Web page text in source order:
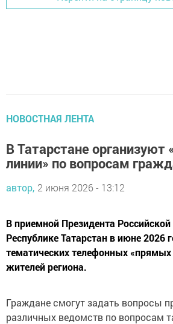
НОВОСТНАЯ ЛЕНТА
В Татарстане
линии» по вопросам
автор, 2 июня 2026 - 13:12
В приемной Президента
Республике Татарстан в июне 2026
тематических телефонных «прямых
жителей региона.
Граждане смогут задать вопросы
различных ведомств по вопросам